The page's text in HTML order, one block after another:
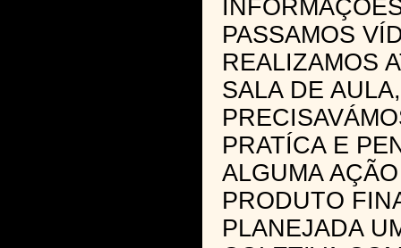
PASSAMOS
REALIZAMOS
SALA DE
PRATÍCA E
ALGUMA
PRODUTO
PLANEJADA